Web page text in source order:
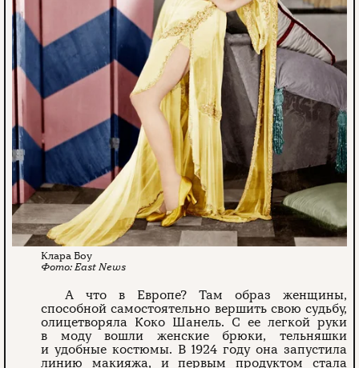
Клара Боу
East News
А что в Европе? Там образ женщины,
способной самостоятельно вершить свою судьбу,
олицетворяла Коко Шанель. С ее легкой руки
в моду вошли женские брюки, тельняшки
и удобные костюмы. В 1924 году она запустила
линию макияжа, и первым продуктом стала